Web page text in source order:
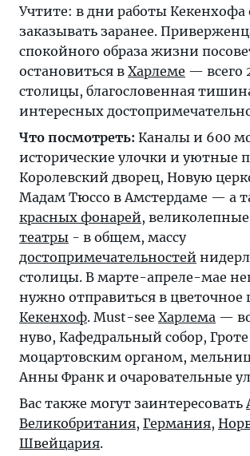
Учтите: в дни работы
заказывать заранее.
спокойного образа жизни
остановиться в Харлеме — всего
столицы, благословенная
интересных
Что посмотреть: Каналы и 600
исторические улочки и уютные
Королевский дворец, Новую
Мадам Тюссо в Амстердаме — а
красных фонарей, великолепные
театры - в общем, массу
достопримечательностей
столицы. В марте-апреле-мае
нужно отправиться в цветочное
Кекенхоф. Must-see Харлема —
нуво, Кафедральный собор, Гроте
моцартовским органом,
Анны Франк и очаровательные
Вас также могут заинтересовать
Великобритания, Германия,
Швейцария.